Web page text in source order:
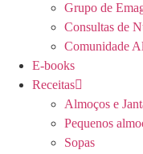
Grupo de
Consultas de
Comunidade
E-books
Receitas
Almoços e
Pequenos
Sopas